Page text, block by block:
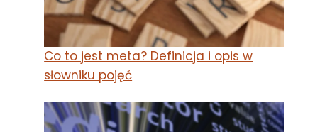
Co to jest meta? Definicja i opis w
słowniku pojęć